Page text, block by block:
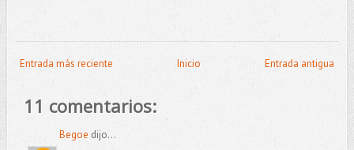
Entrada más reciente Entrada antigua
Inicio
11 comentarios:
Begoe dijo...